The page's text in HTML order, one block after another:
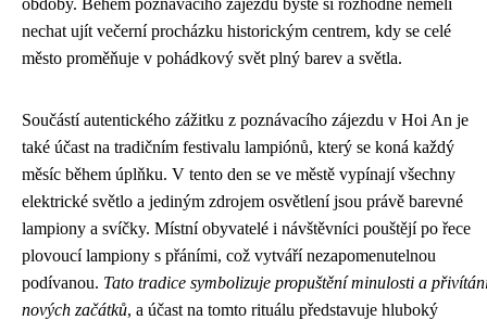
obdoby. Během poznávacího zájezdu byste si rozhodně neměli
nechat ujít večerní procházku historickým centrem, kdy se celé
město proměňuje v pohádkový svět plný barev a světla.
Součástí autentického zážitku z poznávacího zájezdu v Hoi An je
také účast na tradičním festivalu lampiónů, který se koná každý
měsíc během úplňku. V tento den se ve městě vypínají všechny
elektrické světlo a jediným zdrojem osvětlení jsou právě barevné
lampiony a svíčky. Místní obyvatelé i návštěvníci pouštějí po řece
plovoucí lampiony s přáními, což vytváří nezapomenutelnou
podívanou. Tato tradice symbolizuje propuštění minulosti a
nových začátků, a účast na tomto rituálu představuje hluboký